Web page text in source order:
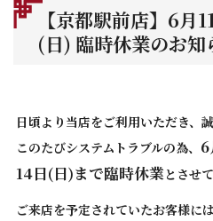
【京都駅前店】6月
(日) 臨時休業のお知
日頃より当店をご利用いただき、
このたびシステムトラブルの為、
14日(日)まで臨時休業 とさせ
ご来店を予定されていたお客様に